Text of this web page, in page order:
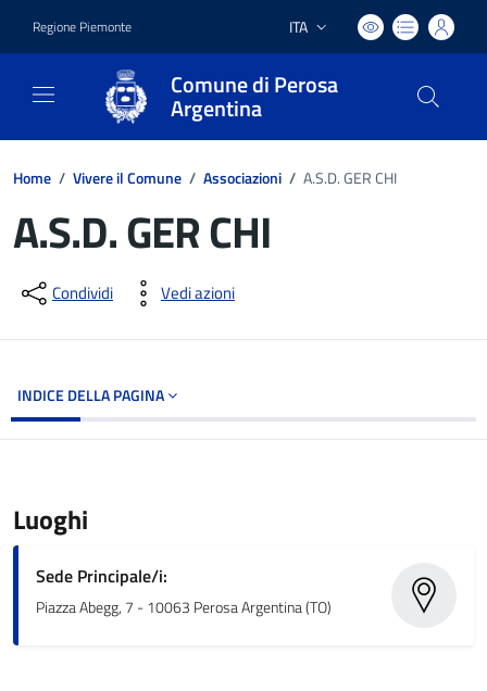
Regione Piemonte Lingua attiva:
ITA
Comune di Perosa
Argentina
Home / Vivere il Comune / Associazioni / A.S.D. GER CHI
A.S.D. GER CHI
Dettagli del documento
Condividi Vedi azioni
INDICE DELLA PAGINA
Luoghi
Sede Principale/i:
Piazza Abegg, 7 - 10063 Perosa Argentina (TO)